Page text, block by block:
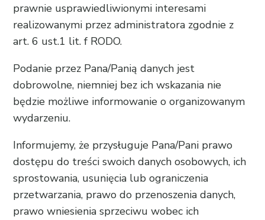
prawnie usprawiedliwionymi interesami
realizowanymi przez administratora zgodnie z
art. 6 ust.1 lit. f RODO.
Podanie przez Pana/Panią danych jest
dobrowolne, niemniej bez ich wskazania nie
będzie możliwe informowanie o organizowanym
wydarzeniu.
Informujemy, że przysługuje Pana/Pani prawo
dostępu do treści swoich danych osobowych, ich
sprostowania, usunięcia lub ograniczenia
przetwarzania, prawo do przenoszenia danych,
prawo wniesienia sprzeciwu wobec ich